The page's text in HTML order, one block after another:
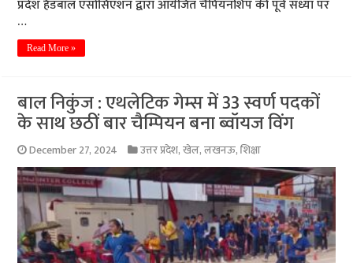
प्रदेश हैंडबॉल एसोसिएशन द्वारा आयेजित चैंपियनशिप की पूर्व संध्या पर
…
Read More »
बाल निकुंज : एथलेटिक गेम्स में 33 स्वर्ण पदकों
के साथ छठीं बार चैम्पियन बना ब्वॉयज विंग
December 27, 2024 उत्तर प्रदेश,खेल,लखनऊ,शिक्षा